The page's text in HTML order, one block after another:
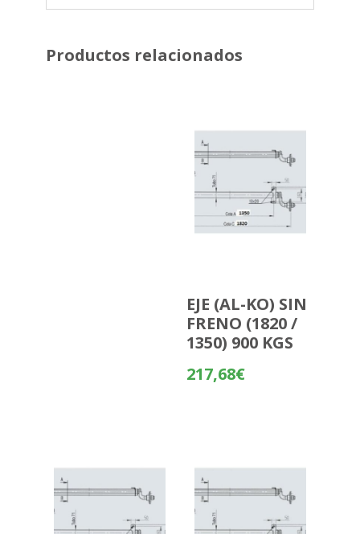
Productos relacionados
EJE (AL-KO) SIN
FRENO (1820 /
1350) 900 KGS
217,68€